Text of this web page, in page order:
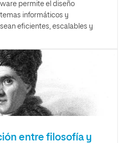
permite el diseño
informáticos y
eficientes, escalables y
entre filosofía y